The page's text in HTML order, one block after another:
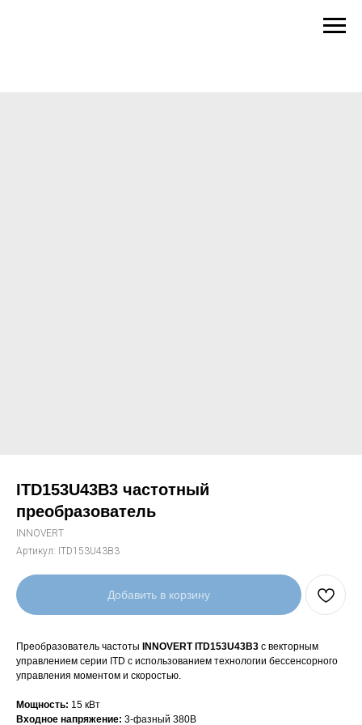
ITD153U43B3 частотный
преобразователь
INNOVERT
Артикул: ITD153U43B3
Добавить в корзину
Преобразователь частоты INNOVERT ITD153U43B3 с векторным
управлением серии ITD с использованием технологии бессенсорного
управления моментом и скоростью.
Мощность: 15 кВт
Входное напряжение: 3-фазный 380В